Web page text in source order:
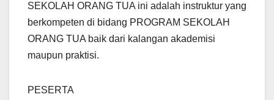
SEKOLAH ORANG TUA ini adalah instruktur yang
berkompeten di bidang PROGRAM SEKOLAH
ORANG TUA baik dari kalangan akademisi
maupun praktisi.
PESERTA